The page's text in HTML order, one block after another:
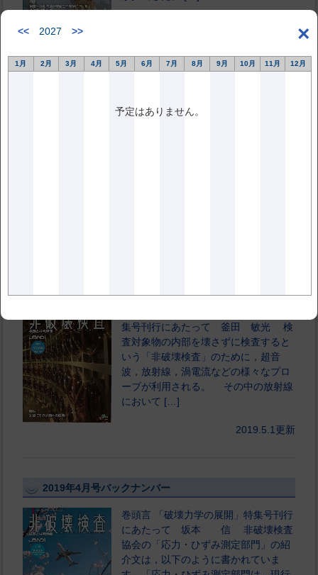
×
<< 2027 >>
1月 2月 3月 4月 5月 6月 7月 8月 9月 10月 11月 12月
予定はありません。
巻頭言 「赤外線サーモグラフィ試験の
集号刊行にあたって 釜田 敏光 検
査対象物の内部を壊さずに検査すると
いう「非破壊検査」のために，超音
波，放射線，渦電流などの様々なプロ
ーブが利用される。 その中の放射線
において […]
2019.5.1更新
2019年4月号バックナンバー
巻頭言 「破壊力学の展開」特集号刊行
にあたって 坂本 信 非破壊検査
協会の「応力・ひずみ測定部門」の紹
介文は，以下のように書かれていま